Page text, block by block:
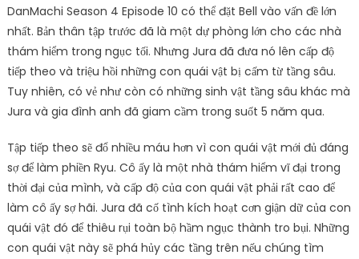
DanMachi Season 4 Episode 10 có thể đặt Bell vào vấn đề lớn
nhất. Bản thân tập trước đã là một dự phòng lớn cho các nhà
thám hiểm trong ngục tối. Nhưng Jura đã đưa nó lên cấp độ
tiếp theo và triệu hồi những con quái vật bị cấm từ tầng sâu.
Tuy nhiên, có vẻ như còn có những sinh vật tầng sâu khác mà
Jura và gia đình anh đã giam cầm trong suốt 5 năm qua.
Tập tiếp theo sẽ đổ nhiều máu hơn vì con quái vật mới đủ đáng
sợ để làm phiền Ryu. Cô ấy là một nhà thám hiểm vĩ đại trong
thời đại của mình, và cấp độ của con quái vật phải rất cao để
làm cô ấy sợ hãi. Jura đã cố tình kích hoạt cơn giận dữ của con
quái vật đó để thiêu rụi toàn bộ hầm ngục thành tro bụi. Những
con quái vật này sẽ phá hủy các tầng trên nếu chúng tìm